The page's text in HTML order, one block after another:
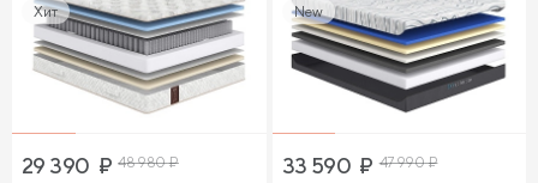
Хит
29 390 ₽ 48 980₽
New
33 590 ₽ 47 990₽